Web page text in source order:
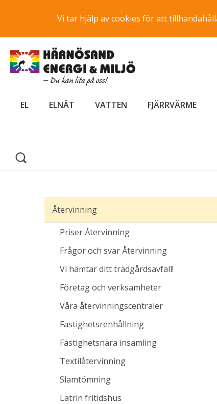
Vi tar hjälp av cookies för att
EL ELNÄT VATTEN FJÄRRVÄRME
Återvinning
Priser Återvinning
Frågor och svar Återvinning
Vi hämtar ditt trädgårdsavfall!
Företag och verksamheter
Våra återvinningscentraler
Fastighetsrenhållning
Fastighetsnära insamling
Textilåtervinning
Slamtömning
Latrin fritidshus